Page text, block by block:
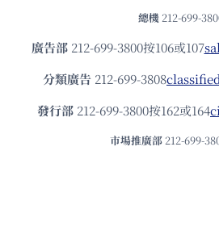
總機 212-699-
廣告部212-699-3800按106或107
分類廣告 212-699-3808
發⾏部 212-699-3800按162或164
市場推廣部 212-699-